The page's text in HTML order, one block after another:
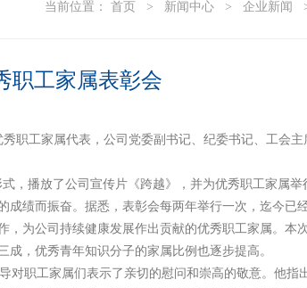
当前位置： 首页 > 新闻中心 > 企业新闻
职工家属表彰会
职工家属代表，公司党委副书记、纪委书记、工会
，播放了公司宣传片《跨越》，并为优秀职工家属举
绩而振奋。据悉，表彰会每两年举行一次，迄今已
为公司持续健康发展作出贡献的优秀职工家属。本
，优秀青年知识分子的家属比例也逐步提高。
职工家属们表示了亲切的慰问和崇高的敬意。他指